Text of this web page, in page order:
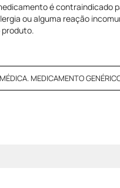
é contraindicado
ou alguma reação
MEDICAMENTO